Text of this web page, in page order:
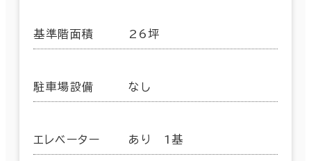
基準階面積 26坪
駐車場設備 なし
エレベーター あり 1基